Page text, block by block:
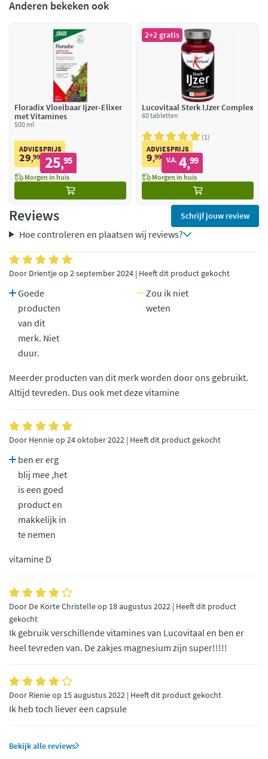
Anderen bekeken ook
Floradix Vloeibaar Ijzer-Elixer
met Vitamines
500 ml
ADVIESPRIJS
29,99 25,95
Morgen in huis
2+2 gratis
Lucovitaal Sterk IJzer Complex
60 tabletten
1
ADVIESPRIJS
9,99 V.A. 4,99
Morgen in huis
Reviews Schrijf jouw review
Hoe controleren en plaatsen wij reviews?
Door Drientje op 2 september 2024 | Heeft dit product gekocht
Goede
producten
van dit
merk. Niet
duur.
Zou ik niet
weten
Meerder producten van dit merk worden door ons gebruikt.
Altijd tevreden. Dus ook met deze vitamine
Door Hennie op 24 oktober 2022 | Heeft dit product gekocht
ben er erg
blij mee ,het
is een goed
product en
makkelijk in
te nemen
vitamine D
Door De Korte Christelle op 18 augustus 2022 | Heeft dit product
gekocht
Ik gebruik verschillende vitamines van Lucovitaal en ben er
heel tevreden van. De zakjes magnesium zijn super!!!!!
Door Rienie op 15 augustus 2022 | Heeft dit product gekocht
Ik heb toch liever een capsule
Bekijk alle reviews